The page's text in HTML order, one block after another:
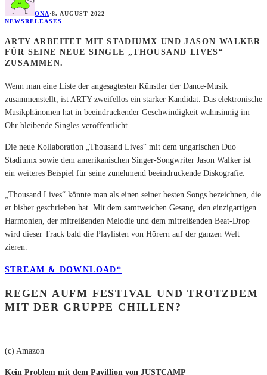
ONA·8. AUGUST 2022
NEWSRELEASES
ARTY ARBEITET MIT STADIUMX UND JASON WALKER
FÜR SEINE NEUE SINGLE „THOUSAND LIVES“
ZUSAMMEN.
Wenn man eine Liste der angesagtesten Künstler der Dance-Musik
zusammenstellt, ist ARTY zweifellos ein starker Kandidat. Das elektronische
Musikphänomen hat in beeindruckender Geschwindigkeit wahnsinnig im
Ohr bleibende Singles veröffentlicht.
Die neue Kollaboration „Thousand Lives“ mit dem ungarischen Duo
Stadiumx sowie dem amerikanischen Singer-Songwriter Jason Walker ist
ein weiteres Beispiel für seine zunehmend beeindruckende Diskografie.
„Thousand Lives“ könnte man als einen seiner besten Songs bezeichnen, die
er bisher geschrieben hat. Mit dem samtweichen Gesang, den einzigartigen
Harmonien, der mitreißenden Melodie und dem mitreißenden Beat-Drop
wird dieser Track bald die Playlisten von Hörern auf der ganzen Welt
zieren.
STREAM & DOWNLOAD*
REGEN AUFM FESTIVAL UND TROTZDEM
MIT DER GRUPPE CHILLEN?
(c) Amazon
Kein Problem mit dem Pavillion von JUSTCAMP